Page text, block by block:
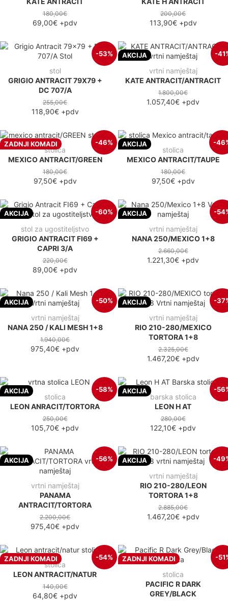
180,00€
69,00€ +pdv
200,00€
113,90€+pdv
-53%
stol
GRIGIO ANTRACIT 79X79 +
DC 707/A
255,00€
118,90€+pdv
AKCIJA -
vrtni namještaj
KATE ANTRACIT/ANTRACIT
1.800,00€
1.057,40€ +pdv
ZADNJI KOMADI -46%
stolica
MEXICO ANTRACIT/GREEN
180,00€
97,50€+pdv
AKCIJA -
stolica
MEXICO ANTRACIT/TAUPE
180,00€
97,50€+pdv
AKCIJA -60%
stol za ugostiteljstvo
GRIGIO ANTRACIT FI69 +
CAPRI 3/A
220,00€
89,00€ +pdv
AKCIJA -
vrtni namještaj
NANA 250/MEXICO 1+8
2.660,00€
1.221,30€ +pdv
AKCIJA -50%
vrtni namještaj
NANA 250 / KALI MESH 1+8
1.940,00€
975,40€ +pdv
AKCIJA -
vrtni namještaj
RIO 210-280/MEXICO
TORTORA 1+8
2.325,00€
1.467,20€+pdv
AKCIJA -58%
stolica
LEON ANRACIT/TORTORA
250,00€
105,70€ +pdv
AKCIJA -
barska stolica
LEON H AT
280,00€
122,10€ +pdv
AKCIJA -56%
vrtni namještaj
PANAMA
ANTRACIT/TORTORA
2.200,00€
975,40€ +pdv
AKCIJA -
vrtni namještaj
RIO 210-280/LEON
TORTORA 1+8
2.885,00€
1.467,20€+pdv
ZADNJI KOMADI -54%
stolica
LEON ANTRACIT/NATUR
140,00€
64,80€ +pdv
ZADNJI KOMADI -
stolica
PACIFIC R DARK
GREY/BLACK